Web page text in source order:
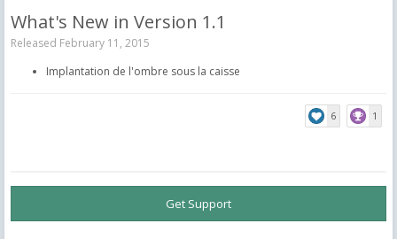
What's New in Version 1.1
Released February 11, 2015
Implantation de l'ombre sous la caisse
6 1
Get Support